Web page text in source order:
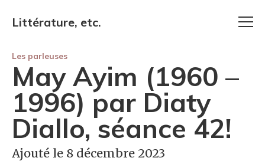
Littérature, etc.
Les parleuses
May Ayim (1960 –
1996) par Diaty
Diallo, séance 42!
Ajouté le 8 décembre 2023